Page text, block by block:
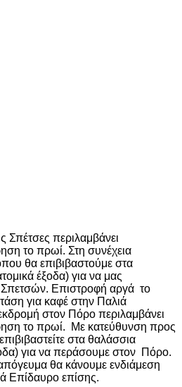
Σπέτσες περιλαμβάνει
το πρωί. Στη συνέχεια
θα επιβιβαστούμε στα
έξοδα) για να μας
Σπετσών. Επιστροφή αργά το
για καφέ στην Παλιά
στον Πόρο περιλαμβάνει
το πρωί. Με κατεύθυνση προς
στα θαλάσσια
για να περάσουμε στον Πόρο.
θα κάνουμε ενδιάμεση
Επίδαυρο επίσης.